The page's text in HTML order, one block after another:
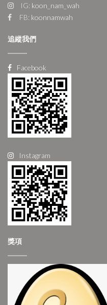
IG: koon_nam_wah
FB: koonnamwah
追縱我們
Facebook
Instagram
獎項